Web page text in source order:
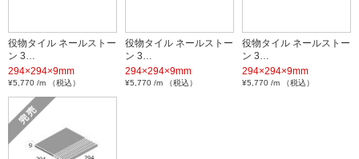
役物タイル ネールストー
ン 3…
294×294×9mm
¥5,770 /m （税込）
役物タイル ネールストー
ン 3…
294×294×9mm
¥5,770 /m （税込）
役物タイル ネールストー
ン 3…
294×294×9mm
¥5,770 /m （税込）